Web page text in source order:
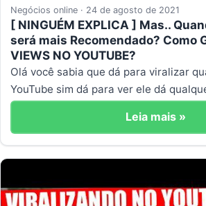
Negócios online · 24 de agosto de 2021
[ NINGUÉM EXPLICA ] Mas..
será mais Recomendado? Como
VIEWS NO YOUTUBE?
Olá você sabia que dá para viralizar
YouTube sim dá para ver ele dá
Leia mais »